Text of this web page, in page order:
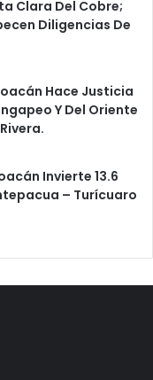
Clara Del Cobre;
Diligencias De
Hace Justicia
Y Del Oriente
Invierte 13.6
– Turícuaro